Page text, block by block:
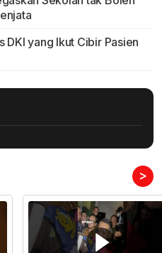
DKI yang Ikut Cibir Pasien
>